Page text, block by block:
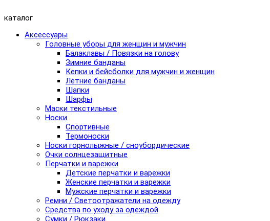
каталог
Аксессуары
Головные уборы для женщин и мужчин
Балаклавы / Повязки на голову
Зимние банданы
Кепки и бейсболки для мужчин и женщин
Летние банданы
Шапки
Шарфы
Маски текстильные
Носки
Спортивные
Термоноски
Носки горнолыжные / сноубордические
Очки солнцезащитные
Перчатки и варежки
Детские перчатки и варежки
Женские перчатки и варежки
Мужские перчатки и варежки
Ремни / Светоотражатели на одежду
Средства по уходу за одеждой
Сумки / Рюкзаки